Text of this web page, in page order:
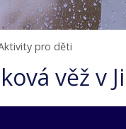
pro děti
věž v